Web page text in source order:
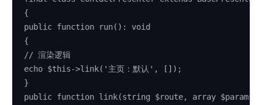
{
public function run(): void
{
// 渲染逻辑
echo $this->link('主页：默认', []);
}
public function link(string $route, array